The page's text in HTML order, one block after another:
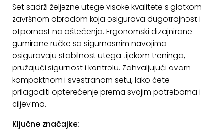
Pripreme
za
ljeto
O
NAMA
KONTAKT
Uvjeti
poslovanja
Set sadrži željezne utege visoke kvalitete s glatkom
završnom obradom koja osigurava dugotrajnost i
otpornost na oštećenja. Ergonomski dizajnirane
gumirane ručke sa sigurnosnim navojima
osiguravaju stabilnost utega tijekom treninga,
pružajući sigurnost i kontrolu. Zahvaljujući ovom
kompaktnom i svestranom setu, lako ćete
prilagoditi opterećenje prema svojim potrebama i
ciljevima.
Ključne značajke: